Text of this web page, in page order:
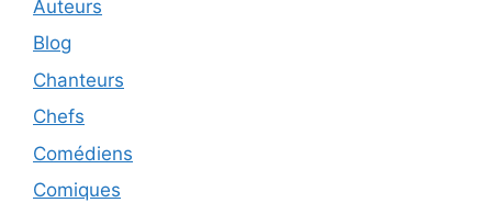
Auteurs
Blog
Chanteurs
Chefs
Comédiens
Comiques